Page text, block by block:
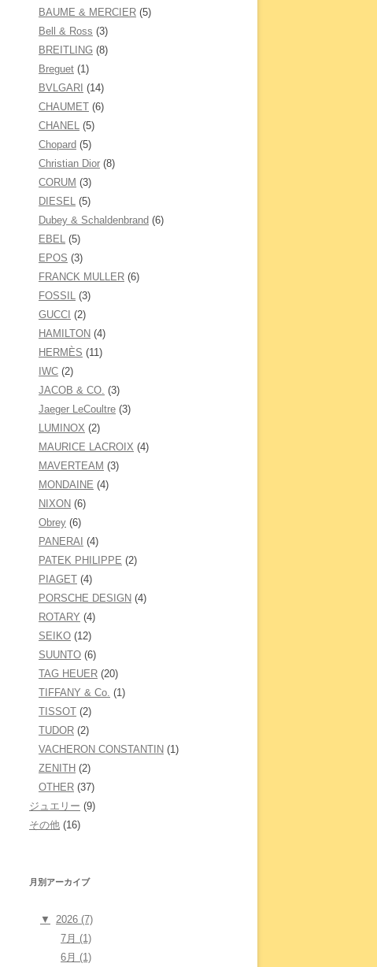
BAUME & MERCIER (5)
Bell & Ross (3)
BREITLING (8)
Breguet (1)
BVLGARI (14)
CHAUMET (6)
CHANEL (5)
Chopard (5)
Christian Dior (8)
CORUM (3)
DIESEL (5)
Dubey & Schaldenbrand (6)
EBEL (5)
EPOS (3)
FRANCK MULLER (6)
FOSSIL (3)
GUCCI (2)
HAMILTON (4)
HERMÈS (11)
IWC (2)
JACOB & CO. (3)
Jaeger LeCoultre (3)
LUMINOX (2)
MAURICE LACROIX (4)
MAVERTEAM (3)
MONDAINE (4)
NIXON (6)
Obrey (6)
PANERAI (4)
PATEK PHILIPPE (2)
PIAGET (4)
PORSCHE DESIGN (4)
ROTARY (4)
SEIKO (12)
SUUNTO (6)
TAG HEUER (20)
TIFFANY & Co. (1)
TISSOT (2)
TUDOR (2)
VACHERON CONSTANTIN (1)
ZENITH (2)
OTHER (37)
ジュエリー (9)
その他 (16)
月別アーカイブ
▼
2026 (7)
7月 (1)
6月 (1)